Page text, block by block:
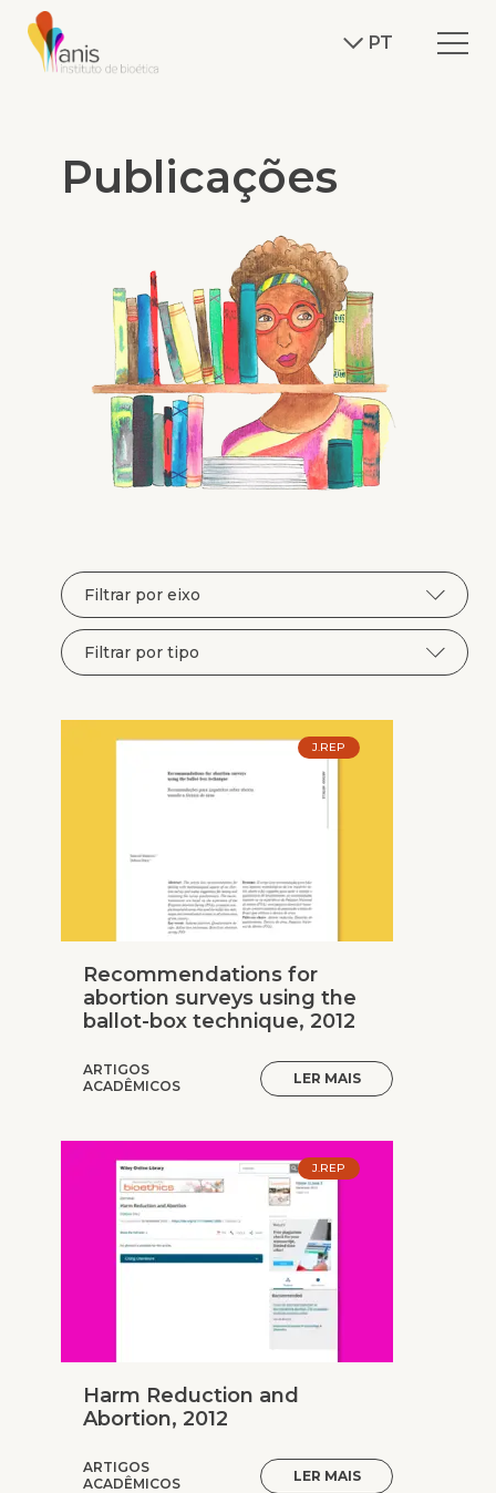
PT
Publicações
J.REP
Recommendations for
abortion surveys using the
ballot-box technique, 2012
ARTIGOS
ACADÊMICOS
LER MAIS
J.REP
Harm Reduction and
Abortion, 2012
ARTIGOS
ACADÊMICOS
LER MAIS